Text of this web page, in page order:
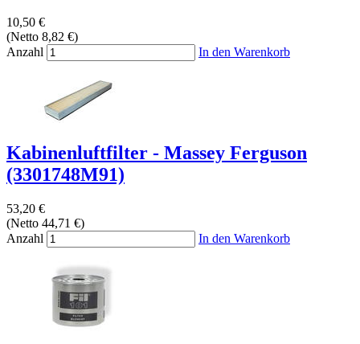
10,50 €
(Netto 8,82 €)
Anzahl
In den Warenkorb
Kabinenluftfilter - Massey Ferguson
(3301748M91)
53,20 €
(Netto 44,71 €)
Anzahl
In den Warenkorb